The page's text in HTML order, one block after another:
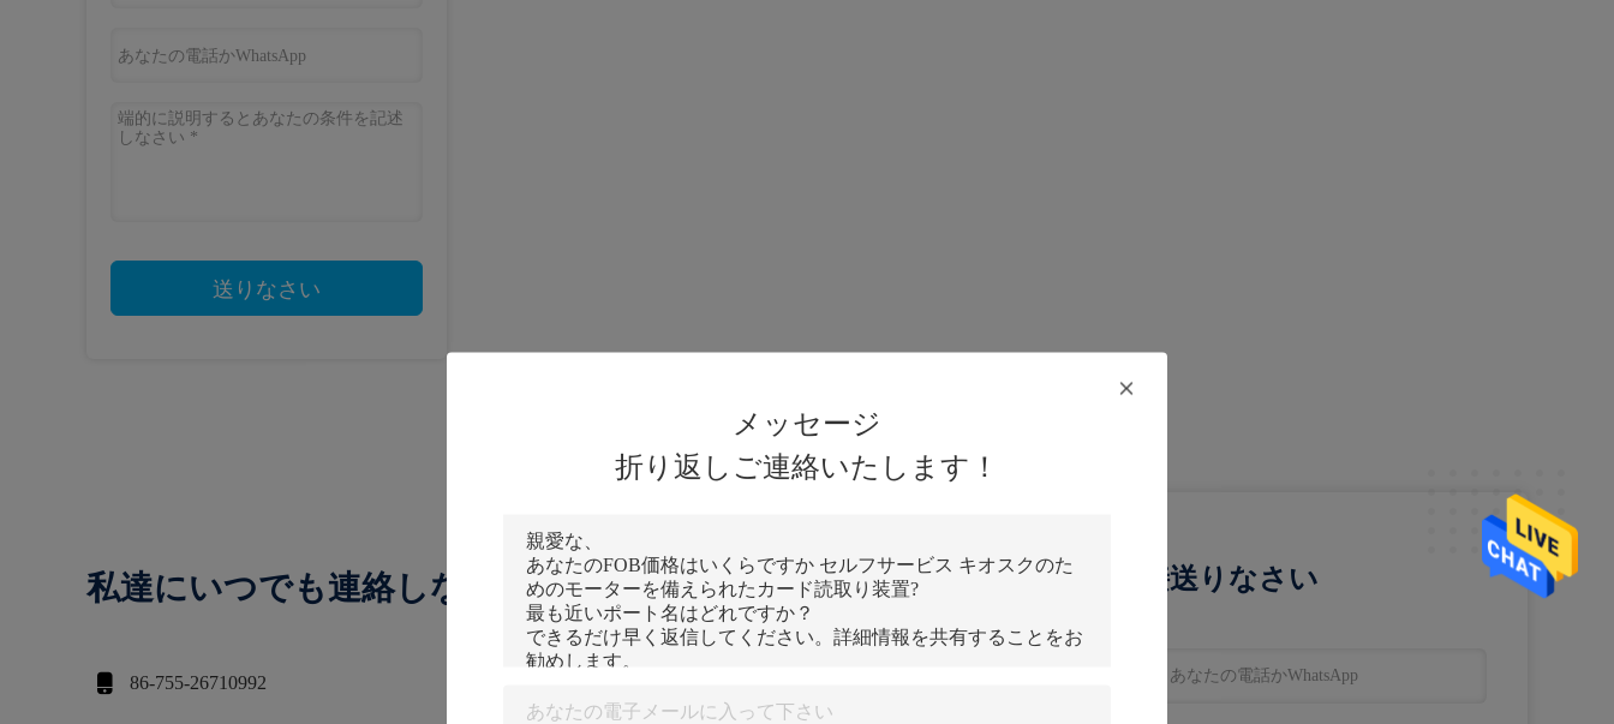
メッセージ
折り返しご連絡いたします！
送りなさい
私達にいつでも連絡しなさい
 86-755-26710992
私達にあなたの照会を直接送りなさい